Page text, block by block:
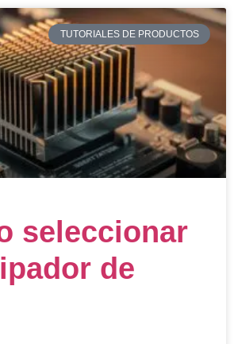
TUTORIALES DE PRODUCTOS
seleccionar
de